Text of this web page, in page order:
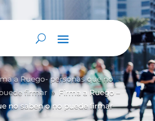
a Ruego- personas que no
firmar 9
Firma a Ruego –
no saben o no puede firmar